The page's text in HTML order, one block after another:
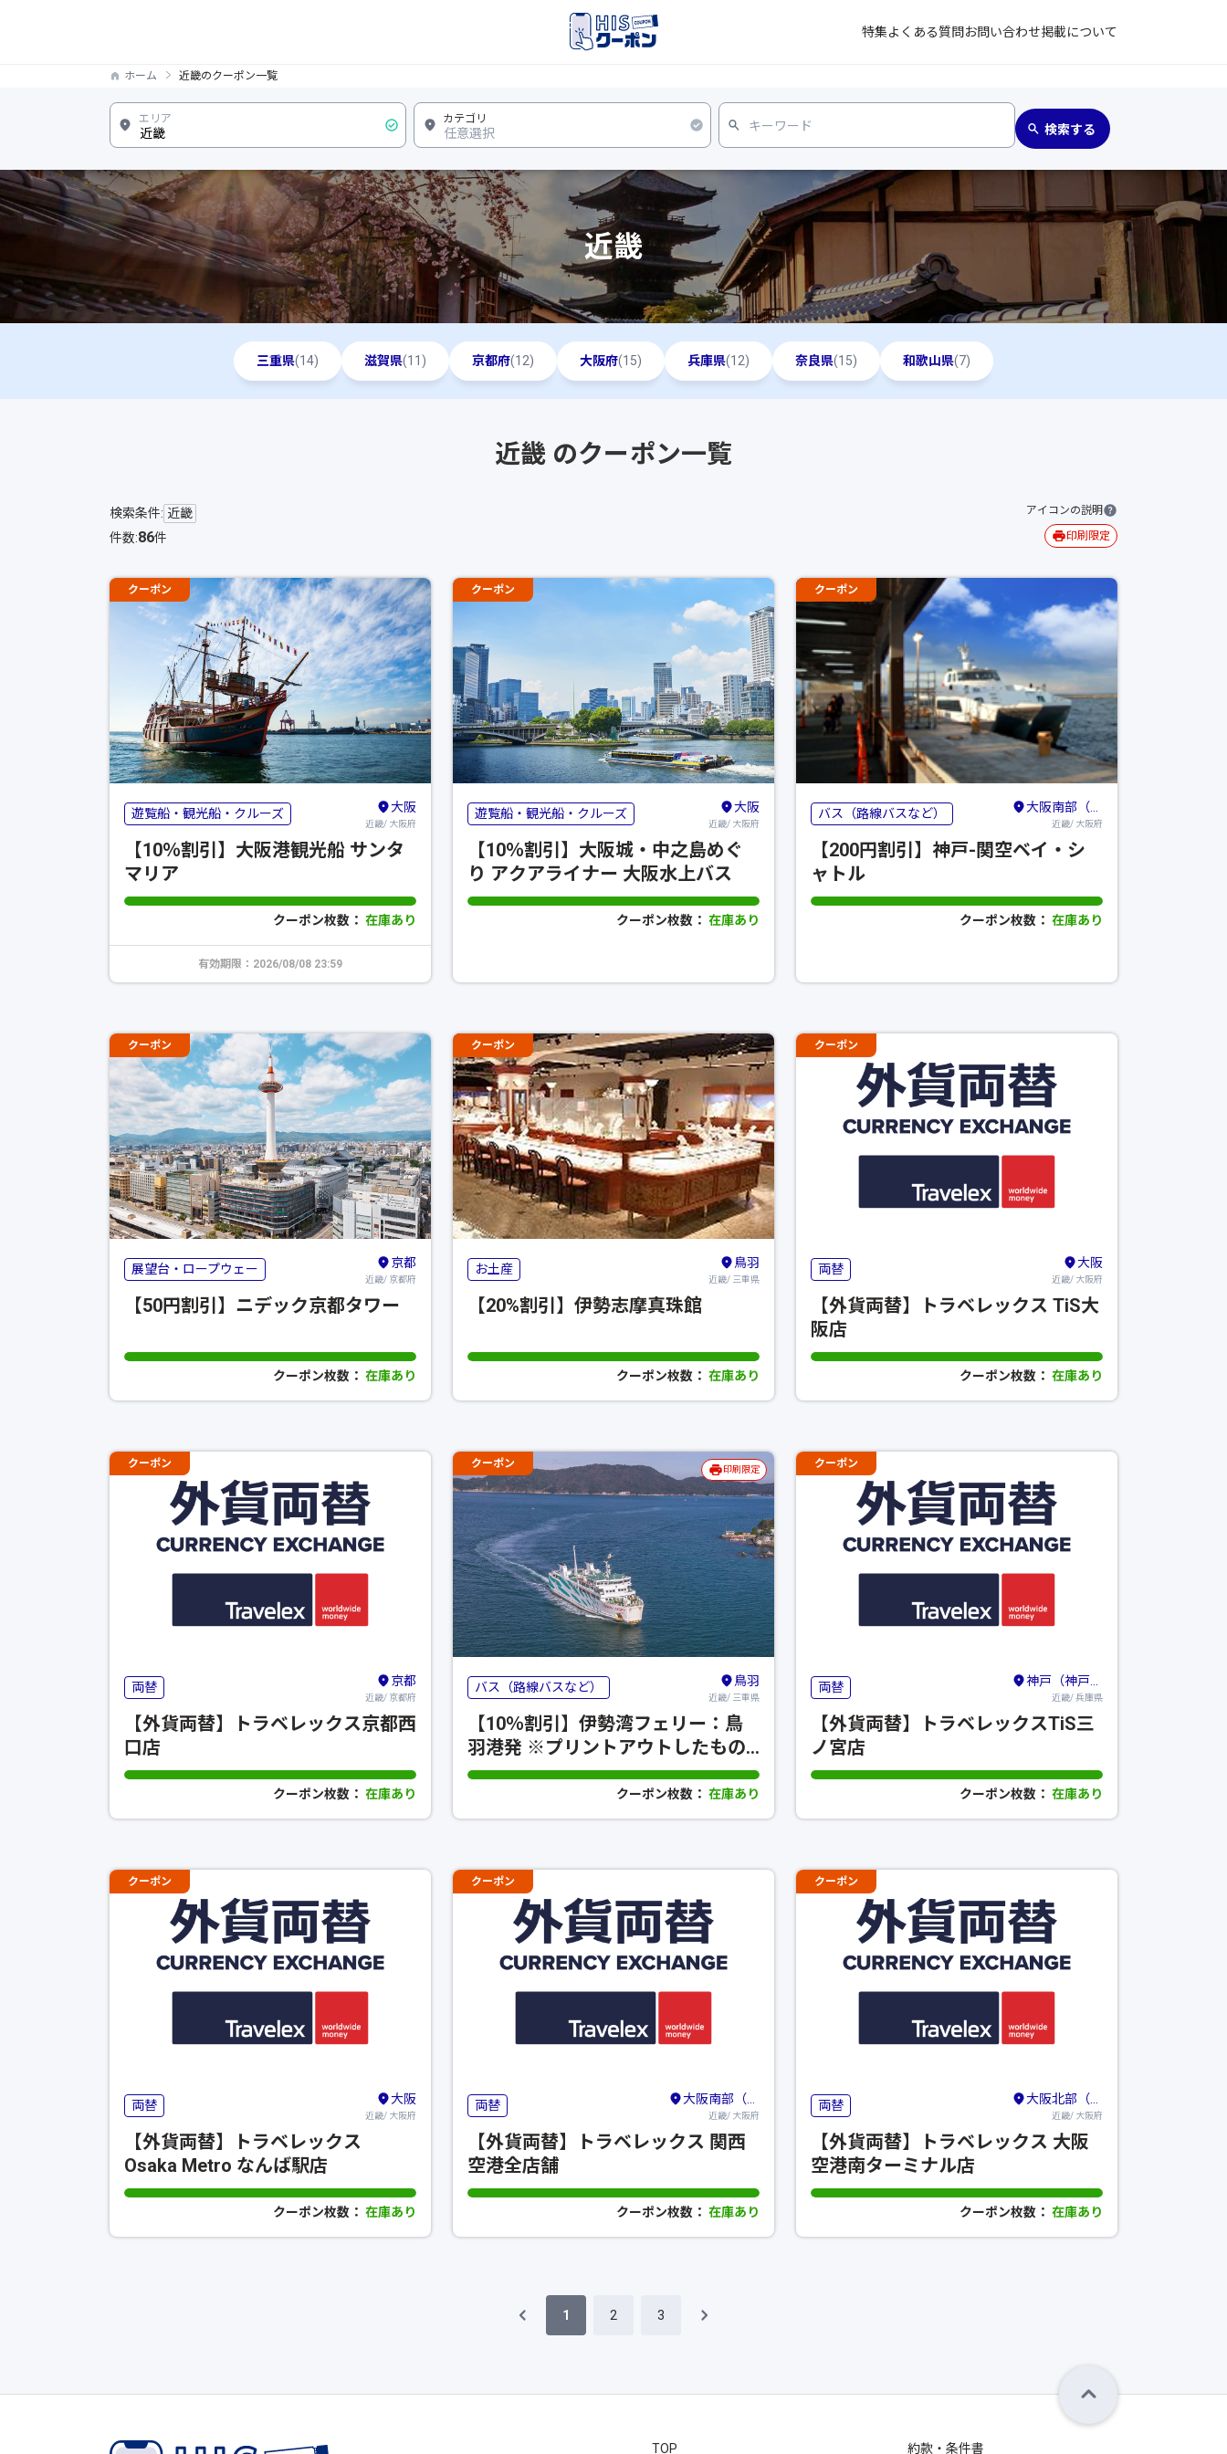
特集よくある質問お問い合わせ掲載について
ホーム 近畿のクーポン一覧
近畿
三重県(14) 滋賀県(11) 京都府(12) 大阪府(15) 兵庫県(12) 奈良県(15) 和歌山県(7)
近畿 のクーポン一覧
検索条件: 近畿
件数:86件
アイコンの説明
印刷限定
クーポン
遊覧船・観光船・クルーズ 大阪
近畿/ 大阪府
【10％割引】大阪港観光船 サンタ
マリア
クーポン枚数： 在庫あり
有効期限：2026/08/08 23:59
クーポン
遊覧船・観光船・クルーズ 大阪
近畿/ 大阪府
【10％割引】大阪城・中之島めぐ
り アクアライナー 大阪水上バス
クーポン枚数： 在庫あり
クーポン
バス（路線バスなど） 大阪南部（堺・岸和田・関西空港）
近畿/ 大阪府
【200円割引】神戸-関空ベイ・シ
ャトル
クーポン枚数： 在庫あり
クーポン
展望台・ロープウェー 京都
近畿/ 京都府
【50円割引】ニデック京都タワー
クーポン枚数： 在庫あり
クーポン
お土産 鳥羽
近畿/ 三重県
【20%割引】伊勢志摩真珠館
クーポン枚数： 在庫あり
クーポン
両替 大阪
近畿/ 大阪府
【外貨両替】トラベレックス TiS大
阪店
クーポン枚数： 在庫あり
クーポン
両替 京都
近畿/ 京都府
【外貨両替】トラベレックス京都西
口店
クーポン枚数： 在庫あり
クーポン 印刷限定
バス（路線バスなど） 鳥羽
近畿/ 三重県
【10％割引】伊勢湾フェリー：鳥
羽港発 ※プリントアウトしたもの
のみ有効です※
クーポン枚数： 在庫あり
クーポン
両替 神戸（神戸・有馬温泉・六甲山）
近畿/ 兵庫県
【外貨両替】トラベレックスTiS三
ノ宮店
クーポン枚数： 在庫あり
クーポン
両替 大阪
近畿/ 大阪府
【外貨両替】トラベレックス
Osaka Metro なんば駅店
クーポン枚数： 在庫あり
クーポン
両替 大阪南部（堺・岸和田・関西空港）
近畿/ 大阪府
【外貨両替】トラベレックス 関西
空港全店舗
クーポン枚数： 在庫あり
クーポン
両替 大阪北部（伊丹空港・吹田・豊中・茨木・箕面）
近畿/ 大阪府
【外貨両替】トラベレックス 大阪
空港南ターミナル店
クーポン枚数： 在庫あり
1 2 3
TOP 約款・条件書